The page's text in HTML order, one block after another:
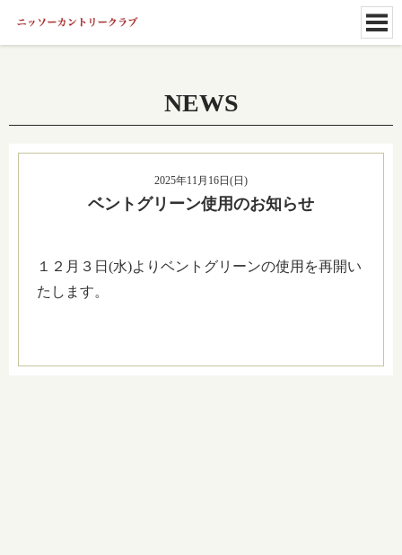
NEWS
2025年11月16日(日)
ベントグリーン使用のお知らせ
１２月３日(水)よりベントグリーンの使用を再開い
たします。